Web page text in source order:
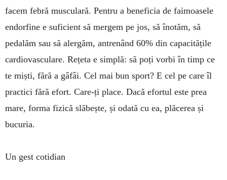
facem febră musculară. Pen­­tru a beneficia de fai­moasele
endorfine e sufi­ci­ent să mergem pe jos, să înotăm, să
pedalăm sau să alergăm, antrenând 60% din capacitățile
cardiovasculare. Rețeta e simplă: să poți vorbi în timp ce
te miști, fără a gâfâi. Cel mai bun sport? E cel pe care îl
practici fără efort. Care-ți place. Dacă efortul este prea
mare, forma fizică slăbește, și odată cu ea, plăcerea și
bucuria.
Un gest cotidian